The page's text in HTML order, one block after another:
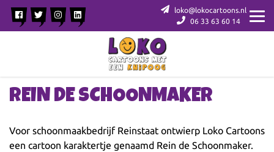
loko@lokocartoons.nl
06 33 63 60 14
REIN DE SCHOONMAKER
Voor schoonmaakbedrijf Reinstaat ontwierp Loko Cartoons
een cartoon karaktertje genaamd Rein de Schoonmaker.